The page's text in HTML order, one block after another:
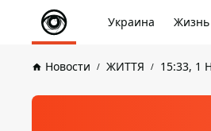
Украина Жизнь
Новости ЖИТТЯ 15:33, 1